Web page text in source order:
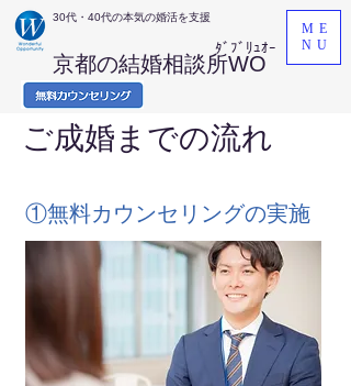
京都の結婚相談所WO
ﾀﾞﾌﾞﾘｭｵｰ
​30代・40代の本気の婚活を支援
ME
NU
​ご成婚までの流れ
①無料カウンセリングの実施